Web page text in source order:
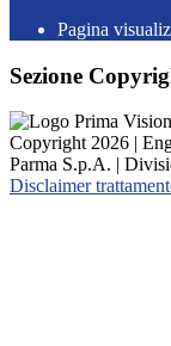
Pagina
Sezione
Copyright 2026 |
Parma S.p.A. |
Disclaimer